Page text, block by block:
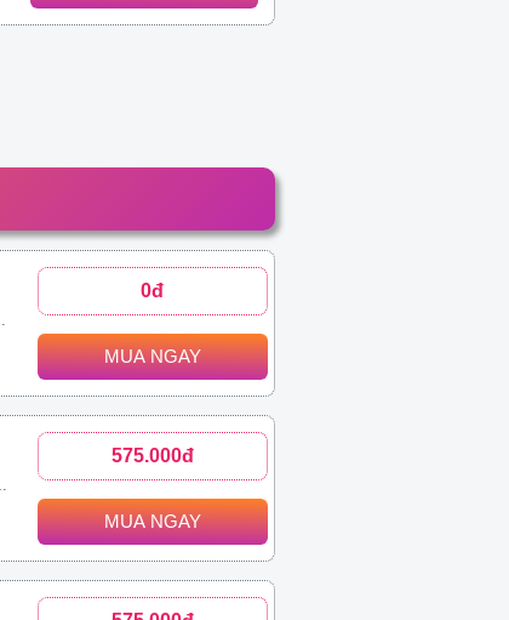
0đ
MUA NGAY
575.000đ
MUA NGAY